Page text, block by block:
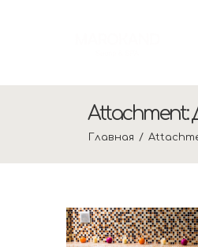
Attachment:
Главная